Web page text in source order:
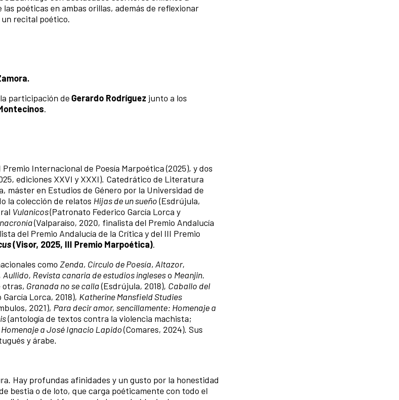
poéticas en ambas orillas, además de reflexionar
recital poético.
participación de Gerardo Rodríguez junto a los
.
Internacional de Poesía Marpoética (2025), y dos
ediciones XXVI y XXXI). Catedrático de Literatura
máster en Estudios de Género por la Universidad de
la colección de relatos Hijas de un sueño(Esdrújula,
Vulanicos(Patronato Federico García Lorca y
(Valparaíso, 2020, finalista del Premio Andalucía
del Premio Andalucía de la Crítica y del III Premio
(Visor, 2025, III Premio Marpoética).
como Zenda, Círculo de Poesía, Altazor,
Aullido, Revista canaria de estudios ingleseso Meanjin.
otras, Granada no se calla(Esdrújula, 2018), Caballo del
Lorca, 2018), Katherine Mansfield Studies
2021), Para decir amor, sencillamente: Homenaje a
(antología de textos contra la violencia machista;
a José Ignacio Lapido(Comares, 2024). Sus
y árabe.
Hay profundas afinidades y un gusto por la honestidad
bestia o de loto, que carga poéticamente con todo el